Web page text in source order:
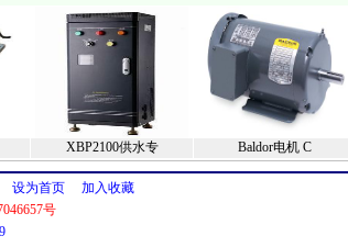
XBP2100供水专 Baldor电机 C
设为首页
加入收藏
号